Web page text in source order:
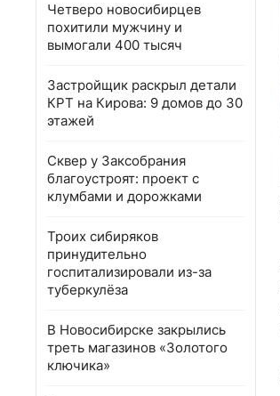
Четверо новосибирцев
похитили мужчину и
вымогали 400 тысяч
Застройщик раскрыл детали
КРТ на Кирова: 9 домов до 30
этажей
Сквер у Заксобрания
благоустроят: проект с
клумбами и дорожками
Троих сибиряков
принудительно
госпитализировали из-за
туберкулёза
В Новосибирске закрылись
треть магазинов «Золотого
ключика»